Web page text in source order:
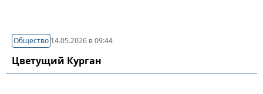
Общество 14.05.2026 в 09:44
Цветущий Курган